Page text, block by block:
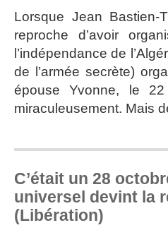
Lorsque Jean
reproche d’avoir
l’indépendance de
de l’armée secrète)
épouse Yvonne, le
miraculeusement. Mais
C’était un 28
universel devint la
(Libération)